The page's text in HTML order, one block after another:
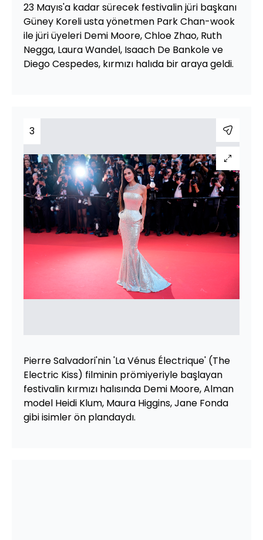
23 Mayıs'a kadar sürecek festivalin jüri başkanı
Güney Koreli usta yönetmen Park Chan-wook
ile jüri üyeleri Demi Moore, Chloe Zhao, Ruth
Negga, Laura Wandel, Isaach De Bankole ve
Diego Cespedes, kırmızı halıda bir araya geldi.
3
Pierre Salvadori'nin 'La Vénus Électrique' (The
Electric Kiss) filminin prömiyeriyle başlayan
festivalin kırmızı halısında Demi Moore, Alman
model Heidi Klum, Maura Higgins, Jane Fonda
gibi isimler ön plandaydı.